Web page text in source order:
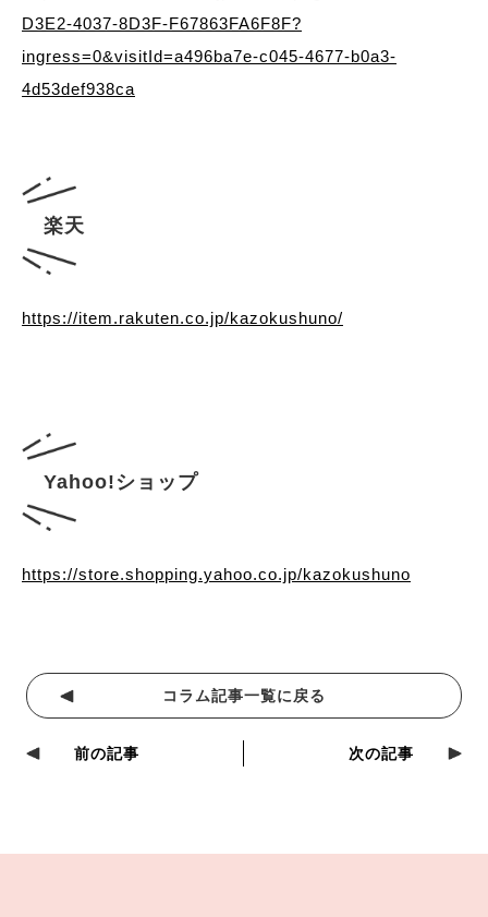
D3E2-4037-8D3F-F67863FA6F8F?
ingress=0&visitId=a496ba7e-c045-4677-b0a3-
4d53def938ca
楽天
https://item.rakuten.co.jp/kazokushuno/
Yahoo!ショップ
https://store.shopping.yahoo.co.jp/kazokushuno
コラム記事一覧に戻る
前の記事 次の記事